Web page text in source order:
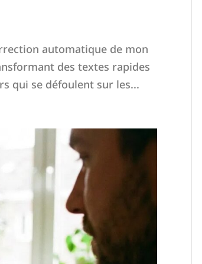
automatique de mon
des textes rapides
qui se défoulent sur les...